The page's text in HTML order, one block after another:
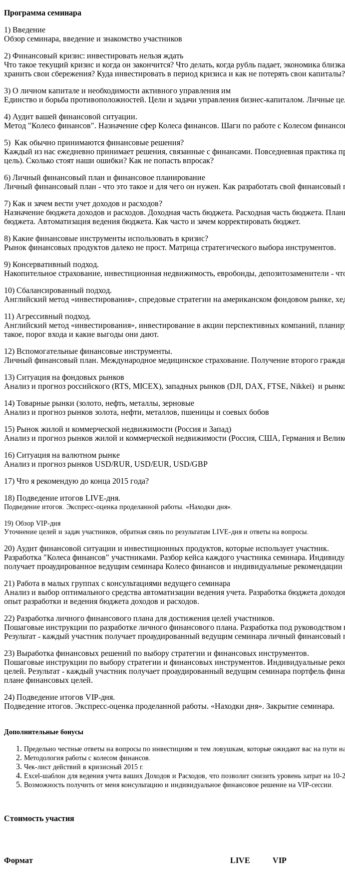
Программа семинара
1) Введение
Обзор семинара, введение и знакомство участников
2) Финансовый кризис: инвестировать нельзя ждать
Что такое текущий кризис и когда он закончится? Что делать, когда рубль падает, экономика
хранить свои сбережения? Куда инвестировать в период кризиса и как не потерять свои капиталы?
3) О личном капитале и необходимости активного управления им
Единство и борьба противоположностей. Цели и задачи управления бизнес-капиталом. Личные
4) Аудит вашей финансовой ситуации.
Метод "Колесо финансов". Назначение сфер Колеса финансов. Шаги по работе с Колесом
5) Как обычно принимаются финансовые решения?
Каждый из нас ежедневно принимает решения, связанные с финансами. Повседневная
цель). Сколько стоят наши ошибки? Как не попасть впросак?
6) Личный финансовый план и финансовое планирование
Личный финансовый план - что это такое и для чего он нужен. Как разработать свой
7) Как и зачем вести учет доходов и расходов?
Назначение бюджета доходов и расходов. Доходная часть бюджета. Расходная часть бюджета.
бюджета. Автоматизация ведения бюджета. Как часто и зачем корректировать бюджет.
8) Какие финансовые инструменты использовать в кризис?
Рынок финансовых продуктов далеко не прост. Матрица стратегического выбора инструментов.
9) Консервативный подход.
Накопительное страхование, инвестиционная недвижимость, евробонды, депозитозаменители -
10) Сбалансированный подход.
Английский метод «инвестирования», спредовые стратегии на американском фондовом рынке,
11) Агрессивный подход.
Английский метод «инвестирования», инвестирование в акции перспективных компаний,
такое, порог входа и какие выгоды они дают.
12) Вспомогательные финансовые инструменты.
Личный финансовый план. Международное медицинское страхование. Получение второго
13) Ситуация на фондовых рынков
Анализ и прогноз российского (RTS, MICEX), западных рынков (DJI, DAX, FTSE, Nikkei) и
14) Товарные рынки (золото, нефть, металлы, зерновые
Анализ и прогноз рынков золота, нефти, металлов, пшеницы и соевых бобов
15) Рынок жилой и коммерческой недвижимости (Россия и Запад)
Анализ и прогноз рынков жилой и коммерческой недвижимости (Россия, США, Германия и
16) Ситуация на валютном рынке
Анализ и прогноз рынков USD/RUR, USD/EUR, USD/GBP
17) Что я рекомендую до конца 2015 года?
18) Подведение итогов LIVE-дня.
Подведение итогов. Экспресс-оценка проделанной работы. «Находки дня».
19) Обзор VIP-дня
Уточнение целей и задач участников, обратная связь по результатам LIVE-дня и ответы на вопросы.
20) Аудит финансовой ситуации и инвестиционных продуктов, которые использует участник.
Разработка "Колеса финансов" участниками. Разбор кейса каждого участника семинара.
получает проаудированное ведущим семинара Колесо финансов и индивидуальные рекомендации
21) Работа в малых группах с консультациями ведущего семинара
Анализ и выбор оптимального средства автоматизации ведения учета. Разработка бюджета
опыт разработки и ведения бюджета доходов и расходов.
22) Разработка личного финансового плана для достижения целей участников.
Пошаговые инструкции по разработке личного финансового плана. Разработка под
Результат - каждый участник получает проаудированный ведущим семинара личный финансовый
23) Выработка финансовых решений по выбору стратегии и финансовых инструментов.
Пошаговые инструкции по выбору стратегии и финансовых инструментов. Индивидуальные
целей. Результат - каждый участник получает проаудированный ведущим семинара портфель
плане финансовых целей.
24) Подведение итогов VIP-дня.
Подведение итогов. Экспресс-оценка проделанной работы. «Находки дня». Закрытие семинара.
Дополнительные бонусы
Предельно честные ответы на вопросы по инвестициям и тем ловушкам, которые ожидают вас на пути
Методология работы с колесом финансов.
Чек-лист действий в кризисный 2015 г.
Excel-шаблон для ведения учета ваших Доходов и Расходов, что позволит снизить уровень затрат на 10-
Возможность получить от меня консультацию и индивидуальное финансовое решение на VIP-сессии.
Стоимость участия
Формат LIVE VIP